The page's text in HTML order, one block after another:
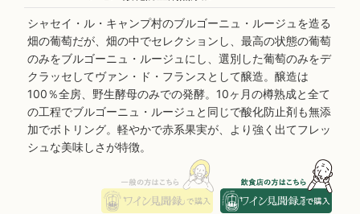
シャセイ・ル・キャンプ村のブルゴーニュ・ルージュを造る
畑の葡萄だが、畑の中でセレクションし、最高の状態の葡萄
のみをブルゴーニュ・ルージュにし、選別した葡萄のみをデ
クラッセしてヴァン・ド・フランスとして醸造。醸造は
100％全房、野生酵母のみでの発酵。10ヶ月の樽熟成と全て
の工程でブルゴーニュ・ルージュと同じで酸化防止剤も無添
加でボトリング。軽やかで赤系果実が、より強く出てフレッ
シュな美味しさが特徴。